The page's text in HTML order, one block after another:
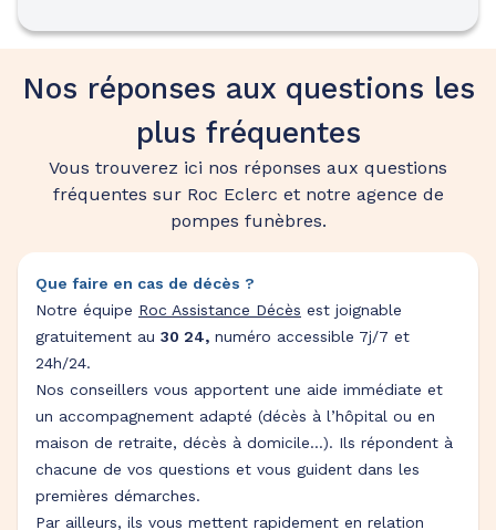
Nos réponses aux questions les
plus fréquentes
Vous trouverez ici nos réponses aux questions
fréquentes sur Roc Eclerc et notre agence de
pompes funèbres.
Que faire en cas de décès ?
Notre équipe Roc Assistance Décès est joignable
gratuitement au 30 24, numéro accessible 7j/7 et
24h/24.
Nos conseillers vous apportent une aide immédiate et
un accompagnement adapté (décès à l’hôpital ou en
maison de retraite, décès à domicile…). Ils répondent à
chacune de vos questions et vous guident dans les
premières démarches.
Par ailleurs, ils vous mettent rapidement en relation